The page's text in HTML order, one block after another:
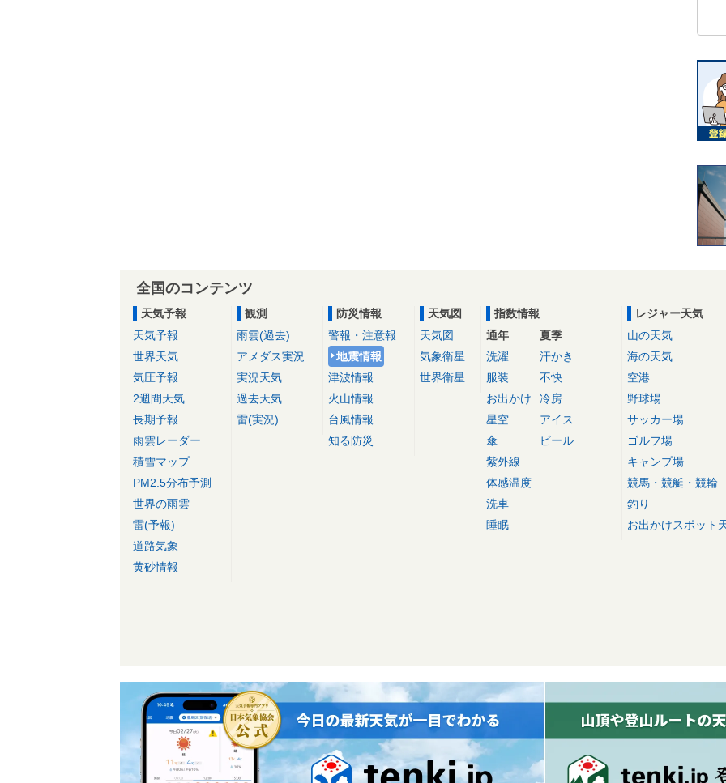
全国のコンテンツ
天気予報
天気予報
世界天気
気圧予報
2週間天気
長期予報
雨雲レーダー
積雪マップ
PM2.5分布予測
世界の雨雲
雷(予報)
道路気象
黄砂情報
観測
雨雲(過去)
アメダス実況
実況天気
過去天気
雷(実況)
防災情報
警報・注意報
地震情報
津波情報
火山情報
台風情報
知る防災
天気図
天気図
気象衛星
世界衛星
指数情報
通年
洗濯
服装
お出かけ
星空
傘
紫外線
体感温度
洗車
睡眠
夏季
汗かき
不快
冷房
アイス
ビール
レジャー天気
山の天気
海の天気
空港
野球場
サッカー場
ゴルフ場
キャンプ場
競馬・競艇・競輪
釣り
お出かけスポット